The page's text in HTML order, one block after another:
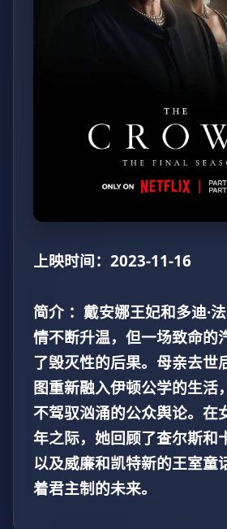
上映时间：2023-11-16
简介 ：戴安娜王妃和多迪·
情不断升温，但一场致命的
了毁灭性的后果。母亲去世
图重新融入伊顿公学的生活
不驾驭汹涌的公众舆论。在
年之际，她回顾了查尔斯和
以及威廉和凯特新的王室童
着君主制的未来。